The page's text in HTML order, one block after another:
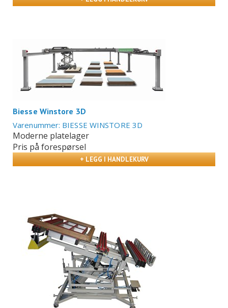
Biesse Winstore 3D
Varenummer: BIESSE WINSTORE 3D
Moderne platelager
Pris på forespørsel
+ LEGG I HANDLEKURV